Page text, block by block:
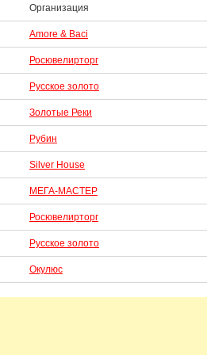
Организация
Amore & Baci
Росювелирторг
Русское золото
Золотые Реки
Рубин
Silver House
МЕГА-МАСТЕР
Росювелирторг
Русское золото
Окулюс